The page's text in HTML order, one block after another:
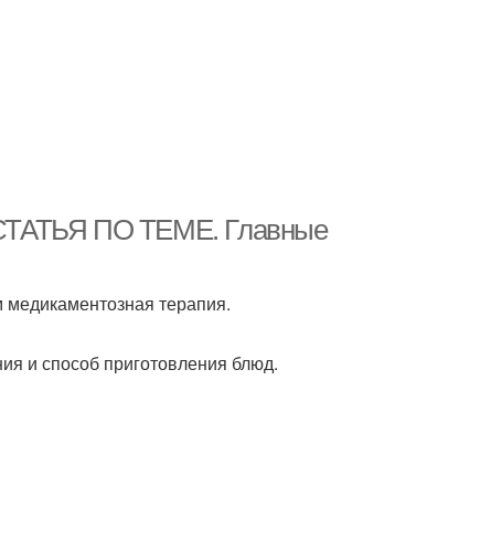
СТАТЬЯ ПО ТЕМЕ. Главные
терапия.
и способ приготовления блюд.